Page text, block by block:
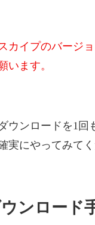
カイプのバージ
います。
ウンロードを1
実にやってみて
ンロード